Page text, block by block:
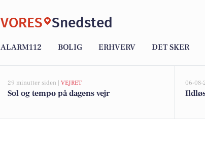
VORES Snedsted
ALARM112 BOLIG ERHVERV DET SKER
29 minutter siden | VEJRET
Sol og tempo på dagens vejr
06-08-